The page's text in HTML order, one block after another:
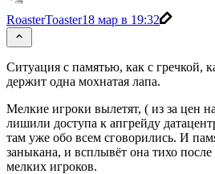
RoasterToaster18 мар в 19:32
Ситуация с памятью, как с гречкой,
держит одна мохнатая лапа.
Мелкие игроки вылетят, ( из за цен
лишили доступа к апгрейду
там уже обо всем сговорились. И
заныкана, и всплывёт она тихо после
мелких игроков.